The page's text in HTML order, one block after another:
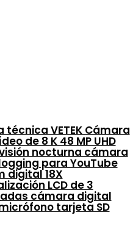
técnica VETEK Cámara
de 8 K 48 MP UHD
visión nocturna cámara
para YouTube
digital 18X
LCD de 3
cámara digital
tarjeta SD